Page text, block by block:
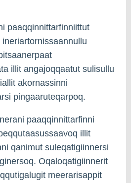
paaqqinnittarfinniittut
illit angajoqqaatut sulisullu
akornassinni
pingaaruteqarpoq.
paaqqinnittarfinni
illit
qanimut suleqatigiinnersi
Oqaloqatigiinnerit
meerarisappit